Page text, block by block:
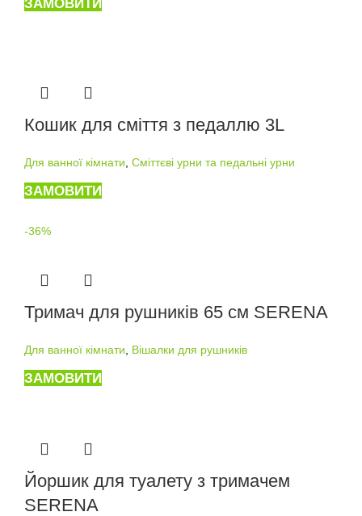
ЗАМОВИТИ
Кошик для сміття з педаллю 3L
Для ванної кімнати, Сміттєві урни та педальні урни
ЗАМОВИТИ
-36%
Тримач для рушників 65 см SERENA
Для ванної кімнати Вішалки для рушників
ЗАМОВИТИ
Йоршик для туалету з тримачем
SERENA